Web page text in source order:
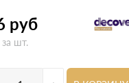
руб
шт.